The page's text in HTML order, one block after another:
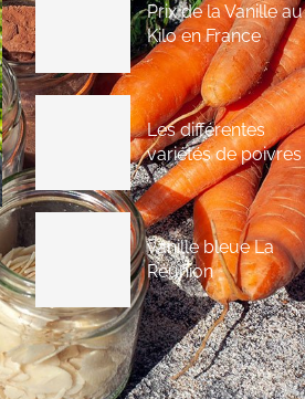
Prix de la Vanille au
Kilo en France
Les différentes
variétés de poivres
vanille bleue La
Réunion